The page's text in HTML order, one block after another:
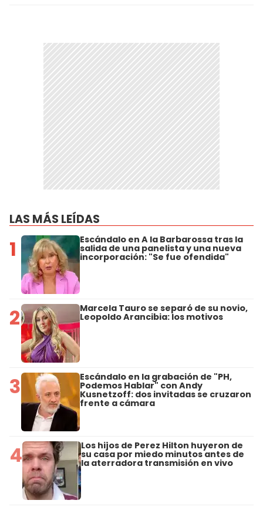
LAS MÁS LEÍDAS
1 Escándalo en A la Barbarossa tras la
salida de una panelista y una nueva
incorporación: "Se fue ofendida"
2 Marcela Tauro se separó de su novio,
Leopoldo Arancibia: los motivos
3 Escándalo en la grabación de "PH,
Podemos Hablar" con Andy
Kusnetzoff: dos invitadas se cruzaron
frente a cámara
4 Los hijos de Perez Hilton huyeron de
su casa por miedo minutos antes de
la aterradora transmisión en vivo